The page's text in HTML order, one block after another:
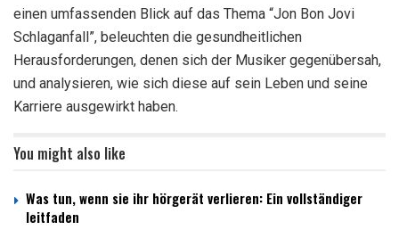
einen umfassenden Blick auf das Thema “Jon Bon Jovi
Schlaganfall”, beleuchten die gesundheitlichen
Herausforderungen, denen sich der Musiker gegenübersah,
und analysieren, wie sich diese auf sein Leben und seine
Karriere ausgewirkt haben.
You might also like
Was tun, wenn sie ihr hörgerät verlieren: Ein vollständiger
leitfaden